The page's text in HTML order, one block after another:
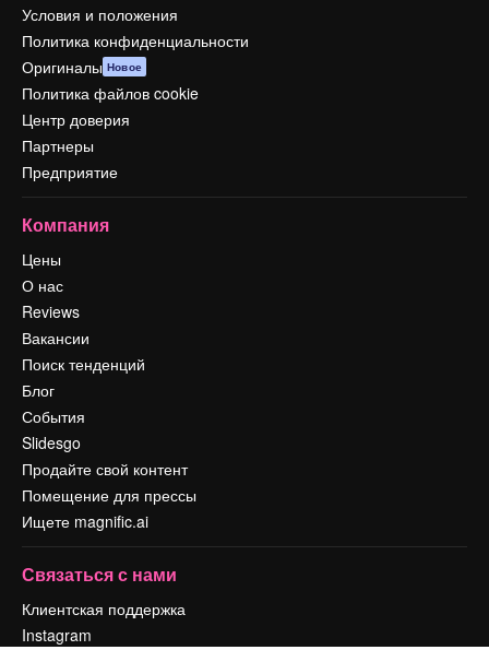
Условия и положения
Политика конфиденциальности
Оригиналы Новое
Политика файлов cookie
Центр доверия
Партнеры
Предприятие
Компания
Цены
О нас
Reviews
Вакансии
Поиск тенденций
Блог
События
Slidesgo
Продайте свой контент
Помещение для прессы
Ищете magnific.ai
Связаться с нами
Клиентская поддержка
Instagram